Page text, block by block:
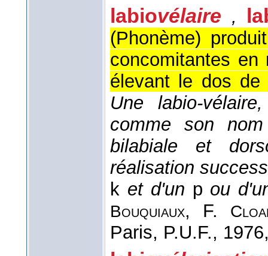
labiovélaire ,
(Phonème)
concomitantes
élevant le dos
Une labio-
comme son
bilabiale et
réalisation
k et d'un p ou
Bouquiaux, F.
Paris, P.U.F., 1976